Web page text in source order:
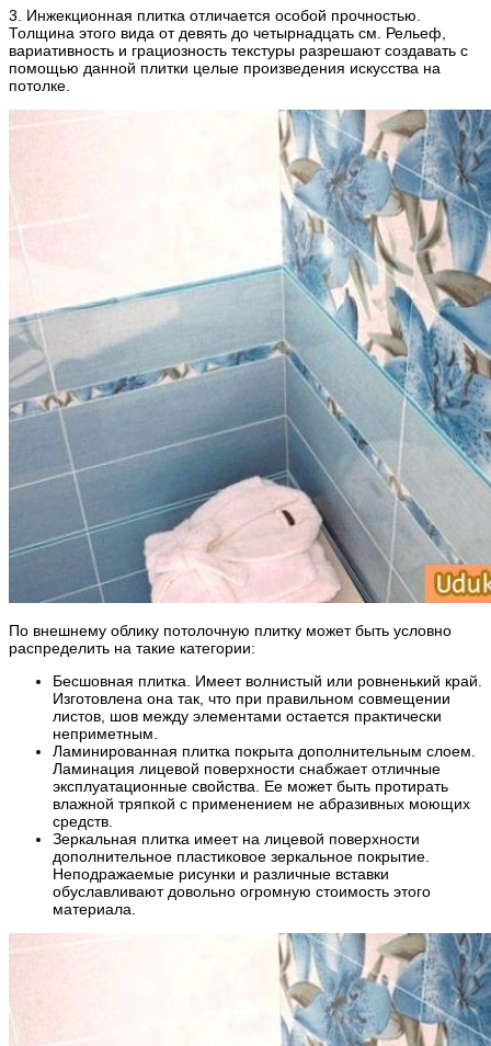
3. Инжекционная плитка отличается особой прочностью.
Толщина этого вида от девять до четырнадцать см. Рельеф,
вариативность и грациозность текстуры разрешают создавать с
помощью данной плитки целые произведения искусства на
потолке.
По внешнему облику потолочную плитку может быть условно
распределить на такие категории:
Бесшовная плитка. Имеет волнистый или ровненький край.
Изготовлена она так, что при правильном совмещении
листов, шов между элементами остается практически
неприметным.
Ламинированная плитка покрыта дополнительным слоем.
Ламинация лицевой поверхности снабжает отличные
эксплуатационные свойства. Ее может быть протирать
влажной тряпкой с применением не абразивных моющих
средств.
Зеркальная плитка имеет на лицевой поверхности
дополнительное пластиковое зеркальное покрытие.
Неподражаемые рисунки и различные вставки
обуславливают довольно огромную стоимость этого
материала.